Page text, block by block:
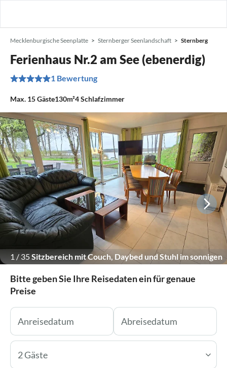
Mecklenburgische Seenplatte Sternberger Seenlandschaft Sternberg
Ferienhaus Nr.2 am See (ebenerdig)
1 Bewertung
Max. 15Gäste130m²4Schlafzimmer
1 / 35Sitzbereich mit Couch, Daybed und Stuhl im sonnigen
Bitte geben Sie Ihre Reisedaten ein für genaue
Preise
2 Gäste